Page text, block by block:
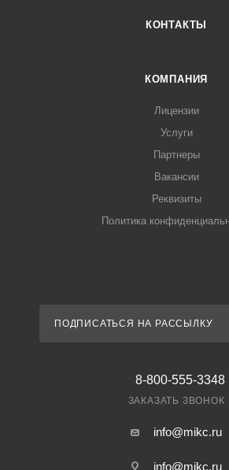
КОНТАКТЫ
КОМПАНИЯ
Лицензии
Услуги
Партнеры
Вакансии
Реквизиты
Политика
ПОДПИСАТЬСЯ НА РАССЫЛКУ
8-800-555-3348
ЗАКАЗАТЬ ЗВОНОК
info@mikc.ru
info@mikc.ru